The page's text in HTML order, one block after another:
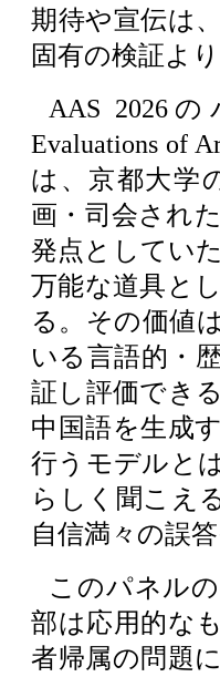
期待や宣伝は
固有の検証よ
AAS 2026の
Evaluations of
は、京都大学
画・司会され
発点としてい
万能な道具と
る。その価値
いる言語的・
証し評価でき
中国語を生成
行うモデルと
らしく聞こえ
自信満々の誤
このパネル
部は応用的な
者帰属の問題